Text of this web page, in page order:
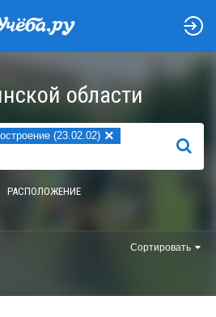
области
(23.02.02) ×
НАЙТИ
РАСПОЛОЖЕНИЕ
Сортировать